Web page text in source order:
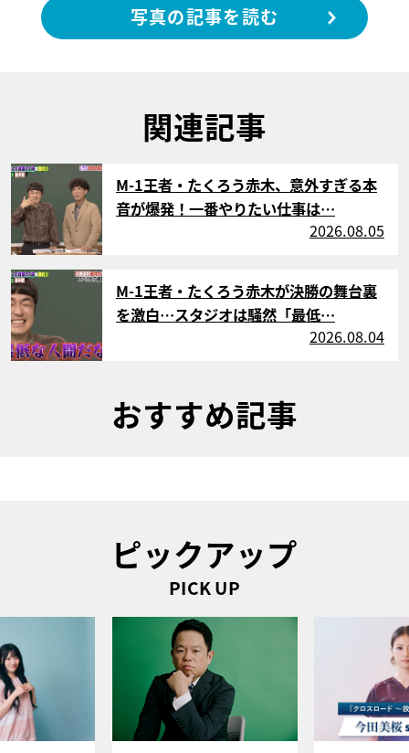
写真の記事を読む
関連記事
サムネイル
M-1王者・たくろう赤木、意外すぎる本
音が爆発！一番やりたい仕事は…
2026.08.05
サムネイル
M-1王者・たくろう赤木が決勝の舞台裏
を激白…スタジオは騒然「最低…
2026.08.04
おすすめ記事
ピックアップ
PICK UP